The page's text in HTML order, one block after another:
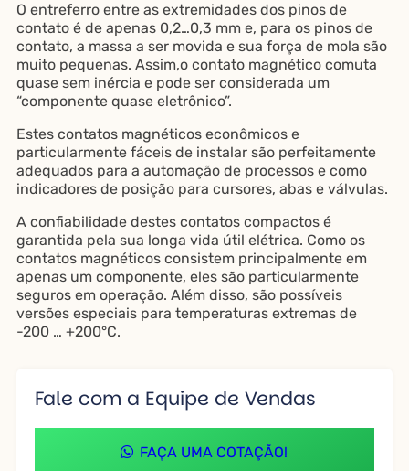
O entreferro entre as extremidades dos pinos de
contato é de apenas 0,2…0,3 mm e, para os pinos de
contato, a massa a ser movida e sua força de mola são
muito pequenas. Assim,o contato magnético comuta
quase sem inércia e pode ser considerada um
“componente quase eletrônico”.
Estes contatos magnéticos econômicos e
particularmente fáceis de instalar são perfeitamente
adequados para a automação de processos e como
indicadores de posição para cursores, abas e válvulas.
A confiabilidade destes contatos compactos é
garantida pela sua longa vida útil elétrica. Como os
contatos magnéticos consistem principalmente em
apenas um componente, eles são particularmente
seguros em operação. Além disso, são possíveis
versões especiais para temperaturas extremas de
-200 … +200°C.
Fale com a Equipe de Vendas
FAÇA UMA COTAÇÃO!